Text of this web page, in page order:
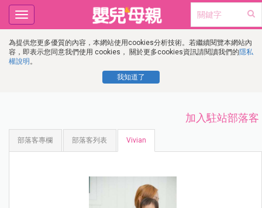
為提供您更多優質的內容，本網站使用cookies分析技術。若繼續閱覽本網站內
容，即表示您同意我們使用 cookies， 關於更多cookies資訊請閱讀我們的隱私
權說明 。
我知道了
Toggle
navigation
加入駐站部落客
部落客專欄 部落客列表 Vivian